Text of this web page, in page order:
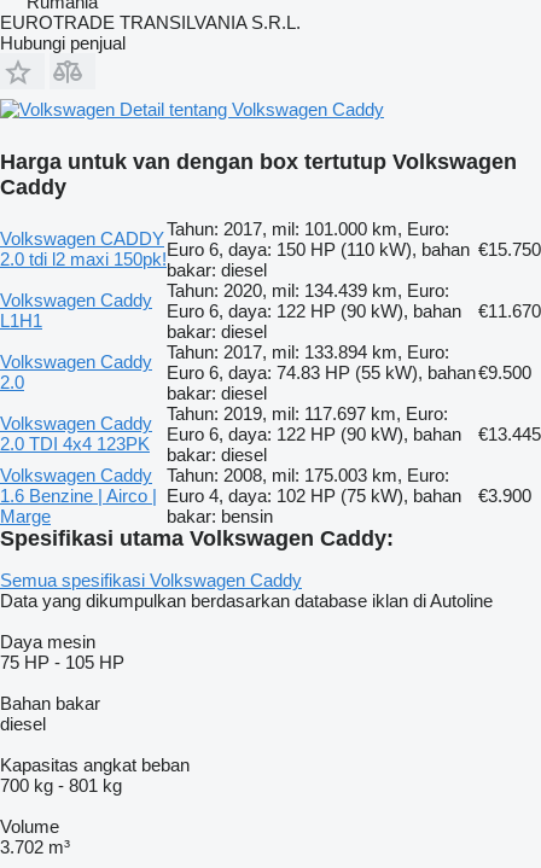
EUROTRADE TRANSILVANIA S.R.L.
Hubungi penjual
Detail tentang Volkswagen Caddy
Harga untuk van dengan box tertutup Volkswagen
Caddy
Volkswagen CADDY
2.0 tdi l2 maxi 150pk!
Tahun: 2017, mil: 101.000 km, Euro:
Euro 6, daya: 150 HP (110 kW), bahan
bakar: diesel
€15.750
Volkswagen Caddy
L1H1
Tahun: 2020, mil: 134.439 km, Euro:
Euro 6, daya: 122 HP (90 kW), bahan
bakar: diesel
€11.670
Volkswagen Caddy
2.0
Tahun: 2017, mil: 133.894 km, Euro:
Euro 6, daya: 74.83 HP (55 kW), bahan
bakar: diesel
€9.500
Volkswagen Caddy
2.0 TDI 4x4 123PK
Tahun: 2019, mil: 117.697 km, Euro:
Euro 6, daya: 122 HP (90 kW), bahan
bakar: diesel
€13.445
Volkswagen Caddy
1.6 Benzine | Airco |
Marge
Tahun: 2008, mil: 175.003 km, Euro:
Euro 4, daya: 102 HP (75 kW), bahan
bakar: bensin
€3.900
Spesifikasi utama Volkswagen Caddy:
Semua spesifikasi Volkswagen Caddy
Data yang dikumpulkan berdasarkan database iklan di Autoline
Daya mesin
75 HP - 105 HP
Bahan bakar
diesel
Kapasitas angkat beban
700 kg - 801 kg
Volume
3.702 m³